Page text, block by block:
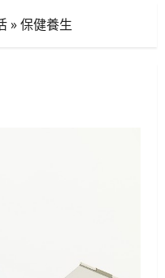
»保健養生
揭秘：你是否正中圈
日
對香港有何啟示？